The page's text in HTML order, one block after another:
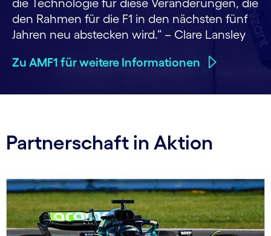
die Technologie für diese Veränderungen, die
den Rahmen für die F1 in den nächsten fünf
Jahren neu abstecken wird.“ – Clare Lansley
Zu AMF1 für weitere Informationen
Partnerschaft in Aktion